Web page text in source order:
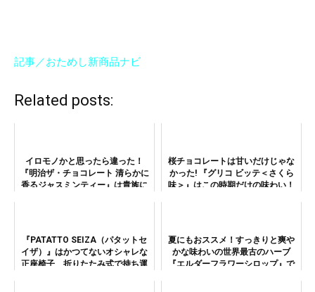
記事／おためし新商品ナビ
Related posts:
イロモノかと思ったら違った！
『明治ザ・チョコレート 清らかに
香るジャスミンティー』は貴族に
桜チョコレートは甘いだけじゃな
かった! 『グリコ ビッテ＜さくら
味＞』はこの時期だけの味わい！
『PATATTO SEIZA（パタットセ
イザ）』はかつてないオシャレな
正座椅子 折りたたみ式で持ち運
夏にもおススメ！すっきりと爽や
かな味わいの世界最古のハーブ
『エルダーフラワーシロップ』で